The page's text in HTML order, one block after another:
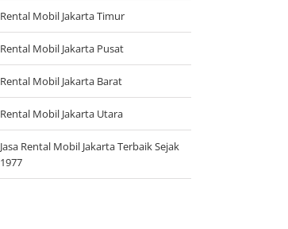
Rental Mobil Jakarta Timur
Rental Mobil Jakarta Pusat
Rental Mobil Jakarta Barat
Rental Mobil Jakarta Utara
Jasa Rental Mobil Jakarta Terbaik Sejak
1977